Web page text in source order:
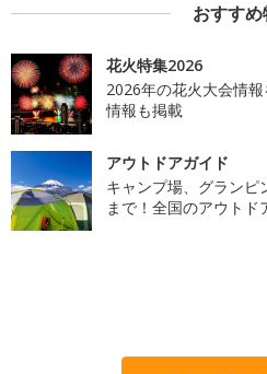
おすす
花火特集2026
2026年の花火大会情
情報も掲載
アウトドアガイド
キャンプ場、グランピ
まで！全国のアウトド